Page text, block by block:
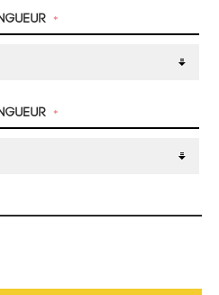
*
*